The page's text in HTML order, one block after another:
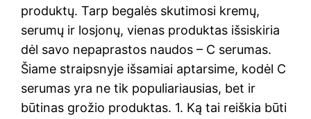
produktų. Tarp begalės skutimosi kremų,
serumų ir losjonų, vienas produktas išsiskiria
dėl savo nepaprastos naudos – C serumas.
Šiame straipsnyje išsamiai aptarsime, kodėl C
serumas yra ne tik populiariausias, bet ir
būtinas grožio produktas. 1. Ką tai reiškia būti